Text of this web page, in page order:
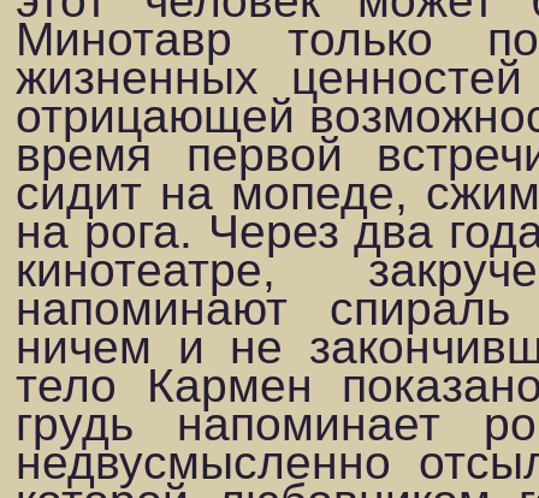
Минотавр только
жизненных
отрицающей
время первой
сидит на мопеде,
на рога. Через два
кинотеатре,
напоминают
ничем и не
тело Кармен
грудь напоминает
недвусмысленно